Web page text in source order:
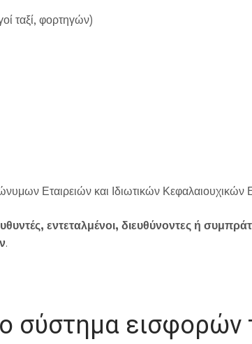
ταξί, φορτηγών)
Εταιρειών και Ιδιωτικών Κεφαλαιουχικών
εντεταλμένοι, διευθύνοντες ή
.
σύστημα εισφορών